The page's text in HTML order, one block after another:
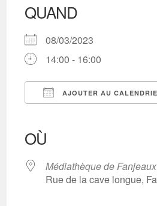
QUAND
08/03/2023
14:00 - 16:00
AJOUTER AU
OÙ
Médiathèque de Fanjeaux
Rue de la cave longue,